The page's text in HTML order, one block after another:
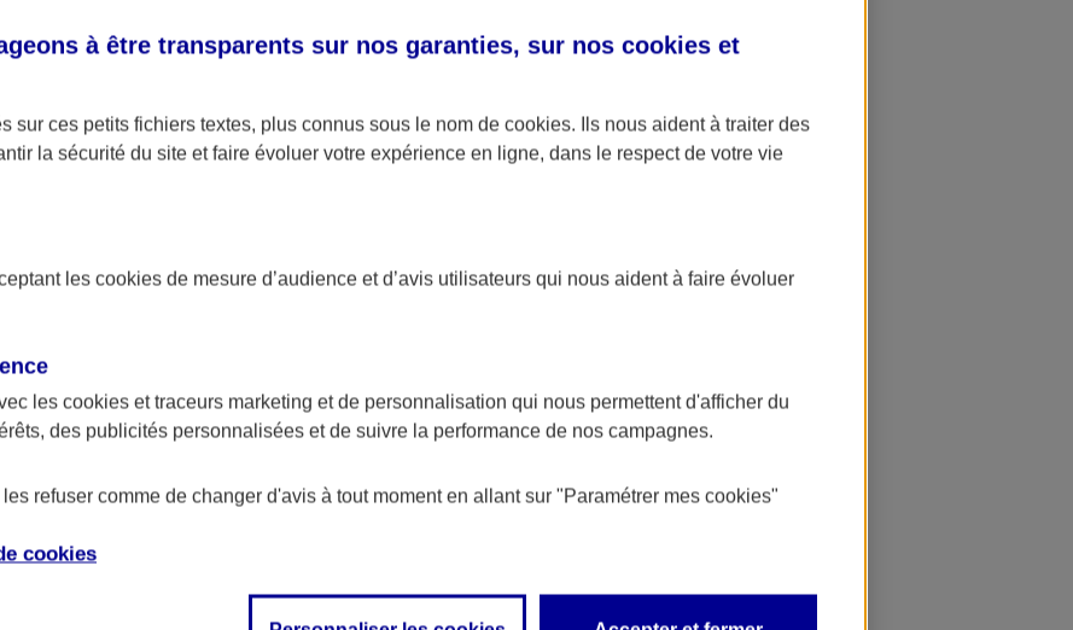
à être transparents sur nos garanties, sur nos cookies et
sur ces petits fichiers textes, plus connus sous le nom de cookies. Ils nous aident à traiter des
la sécurité du site et faire évoluer votre expérience en ligne, dans le respect de votre vie
les cookies de mesure d’audience et d’avis utilisateurs qui nous aident à faire évoluer
les cookies et traceurs marketing et de personnalisation qui nous permettent d'afficher du
des publicités personnalisées et de suivre la performance de nos campagnes.
refuser comme de changer d'avis à tout moment en allant sur "Paramétrer mes cookies"
cookies